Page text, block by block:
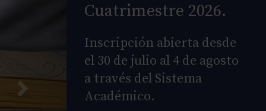
Cuatrimestre 2026.
Inscripción abierta desde
el 30 de julio al 4 de agosto
a través del Sistema
Académico.